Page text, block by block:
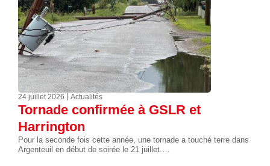
24 juillet 2026 Actualités
Tornade confirmée à GSLR et
Harrington
Pour la seconde fois cette année, une tornade a touché terre dans
Argenteuil en début de soirée le 21 juillet.…